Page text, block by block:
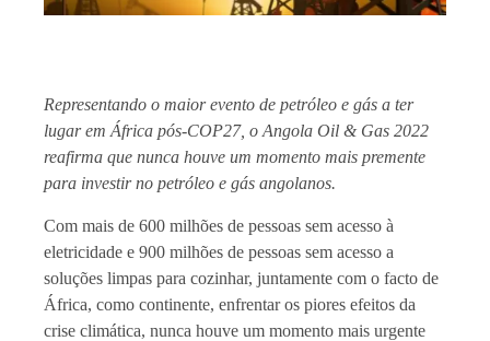
Representando o maior evento de petróleo e gás a ter
lugar em África pós-COP27, o Angola Oil & Gas 2022
reafirma que nunca houve um momento mais premente
para investir no petróleo e gás angolanos.
Com mais de 600 milhões de pessoas sem acesso à
eletricidade e 900 milhões de pessoas sem acesso a
soluções limpas para cozinhar, juntamente com o facto de
África, como continente, enfrentar os piores efeitos da
crise climática, nunca houve um momento mais urgente